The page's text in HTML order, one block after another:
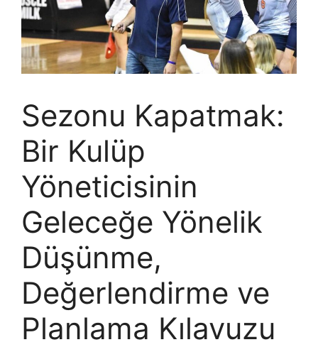
Sezonu Kapatmak:
Bir Kulüp
Yöneticisinin
Geleceğe Yönelik
Düşünme,
Değerlendirme ve
Planlama Kılavuzu